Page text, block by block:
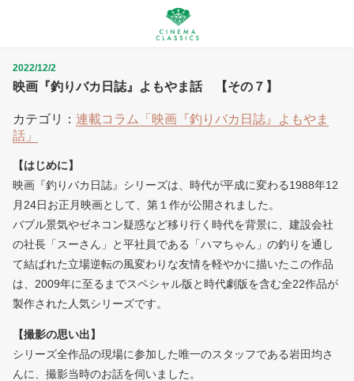
映画『釣りバカ日誌』よもやま話 【その７】
2022/12/2
カテゴリ： 連載コラム「映画『釣りバカ日誌』よもやま
話」
【はじめに】
映画『釣りバカ日誌』シリーズは、時代が平成に変わる1988年12
月24日お正月映画として、第１作が公開されました。
バブル景気やゼネコン疑惑など移り行く時代を背景に、建設会社
の社長「スーさん」と平社員である「ハマちゃん」の釣りを通し
て結ばれた立場逆転の風変わりな友情を軽やかに描いたこの作品
は、2009年に至るまでスペシャル版と時代劇版を含む全22作品が
製作された人気シリーズです。
【撮影の思い出】
シリーズ全作品の現場に参加した唯一のスタッフである岩田均さ
んに、撮影当時のお話を伺いました。